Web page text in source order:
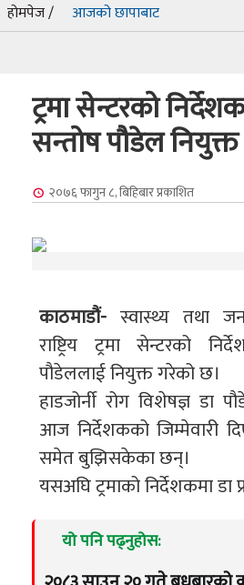
होमपेज / आजको छापाबाट
ट्रमा सेन्टरको
सन्तोष पौडेल नियुक्त
२०७६ फागुन ८, बिहिबारप्रकाशित
काठमाडौं- स्वास्थ्य तथा
राष्ट्रिय ट्रमा सेन्टरको
पौडेललाई नियुक्त गरेको छ।
हाडजोर्नी रोग विशेषज्ञ डा
आज निर्देशकको जिम्मेवारी
समेत बुझिसकेका छन्।
यसअघि ट्रमाको निर्देशकमा डा
यो पनि पढ्नुहोस: